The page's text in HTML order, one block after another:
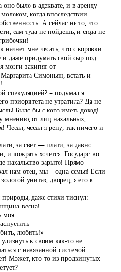
было в адеквате, и в аренду
когда впоследствии
А сейчас не то, что
сам туда не пойдешь, и сюда не
мне чесать, что с коровки
даже придумать свой сыр под
мозги закипят от
Симоньян, встать и
спекуляцией? – подумал я.
приоритета не утратила? Да не
Было бы с кого иметь доход!
мнению, от лиц нахальных,
чесал я репу, так ничего и
за свет — плати, за давно
пожрать хочется. Государство
нахальство зарыто! Прямо
нам отец, мы – одна семья! Если
унитаз, дворец, я его в
даже стихи тиснул:
весна!
моя!
любить!»
к своим как-то не
с навязанной системой
Может, кто-то из продвинутых